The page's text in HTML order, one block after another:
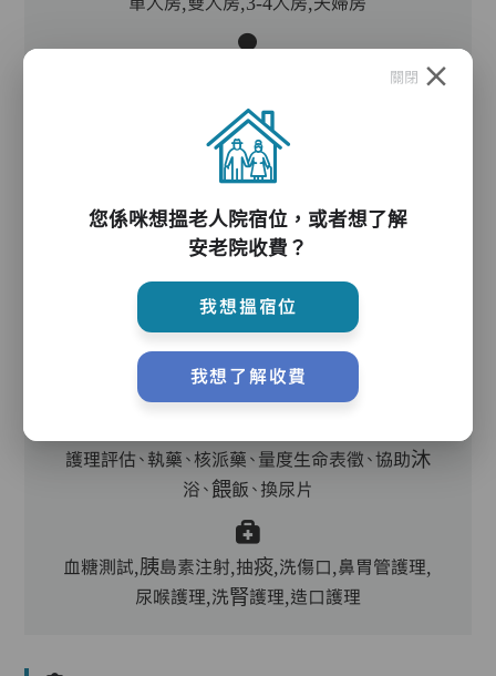
客廳,飯廳,活動區,廚房,洗衣房,冷氣,暖氣
電動床,氣墊床,升降機,防滑扶手,助行器/拐杖,輪
椅
護理服務
主管,助理員,護理員,保健員,護士,到診醫生
護理評估、執藥、核派藥、量度生命表徵、協助沐
浴、餵飯、換尿片
血糖測試,胰島素注射,抽痰,洗傷口,鼻胃管護理,
尿喉護理,洗腎護理,造口護理
關閉
您係咪想搵老人院宿位，或者想了解
安老院收費？
我想搵宿位
我想了解收費